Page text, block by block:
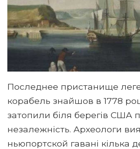
Последнее пристанище
корабель знайшов в 1778
затопили біля берегів США
незалежність. Археологи
ньюпортской гавані кілька